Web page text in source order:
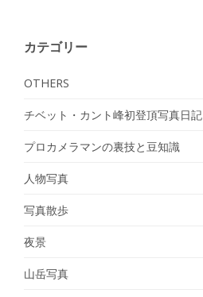
カテゴリー
OTHERS
チベット・カント峰初登頂写真日記
プロカメラマンの裏技と豆知識
人物写真
写真散歩
夜景
山岳写真